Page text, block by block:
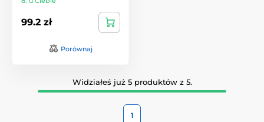
99.2 zł
Porównaj
Widziałeś już 5 produktów z 5.
1